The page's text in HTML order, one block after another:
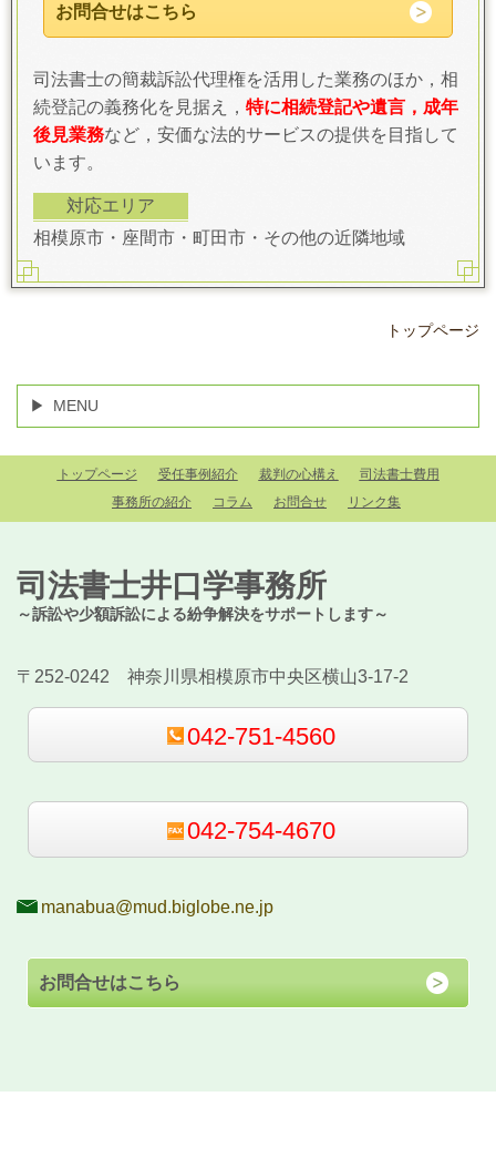
お問合せはこちら
司法書士の簡裁訴訟代理権を活用した業務のほか，相
続登記の義務化を見据え， 特に相続登記や遺言，成年
後見業務など，安価な法的サービスの提供を目指して
います。
対応エリア
相模原市・座間市・町田市・その他の近隣地域
トップページ
MENU
トップページ 受任事例紹介 裁判の心構え
司法書士費用
事務所の紹介
コラム お問合せ リンク集
司法書士井口学事務所
～訴訟や少額訴訟による紛争解決をサポートします～
〒252-0242 神奈川県相模原市中央区横山3-17-2
042-751-4560
042-754-4670
manabua@mud.biglobe.ne.jp
お問合せはこちら